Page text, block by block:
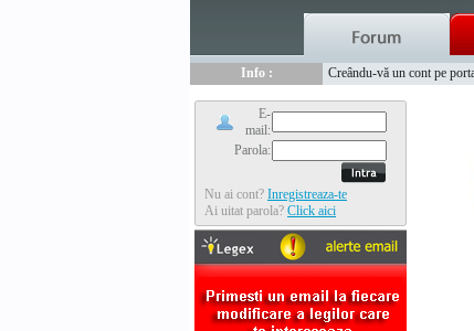
Info :
Creându-vă un cont pe
E-
mail:
Parola:
Nu ai cont? Inregistreaza-te
Ai uitat parola? Click aici